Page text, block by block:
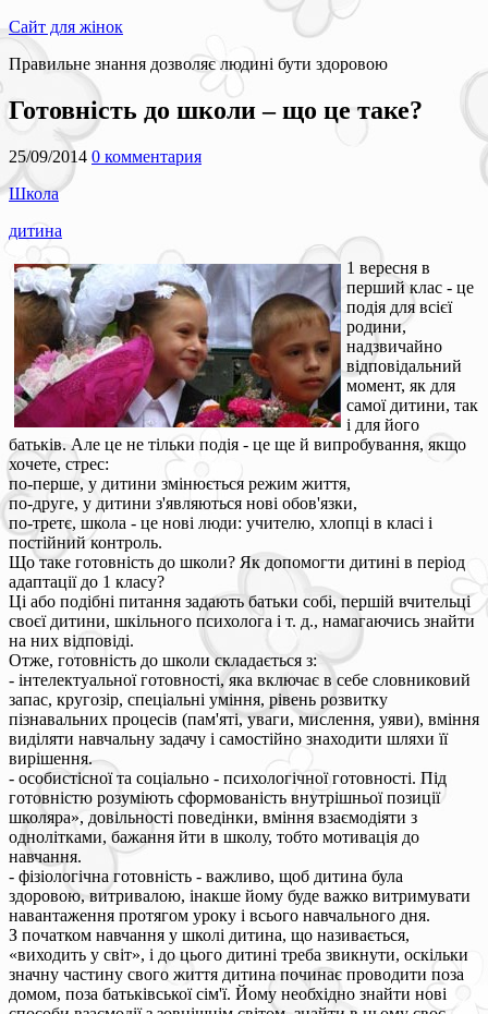
Сайт для жінок
Правильне знання дозволяє людині бути здоровою
Готовність до школи – що це таке?
25/09/2014 0 комментария
Школа
дитина
1 вересня в
перший клас - це
подія для всієї
родини,
надзвичайно
відповідальний
момент, як для
самої дитини, так
і для його
батьків. Але це не тільки подія - це ще й випробування, якщо
хочете, стрес:
по-перше, у дитини змінюється режим життя,
по-друге, у дитини з'являються нові обов'язки,
по-третє, школа - це нові люди: учителю, хлопці в класі і
постійний контроль.
Що таке готовність до школи? Як допомогти дитині в період
адаптації до 1 класу?
Ці або подібні питання задають батьки собі, першій вчительці
своєї дитини, шкільного психолога і т. д., намагаючись знайти
на них відповіді.
Отже, готовність до школи складається з:
- інтелектуальної готовності, яка включає в себе словниковий
запас, кругозір, спеціальні уміння, рівень розвитку
пізнавальних процесів (пам'яті, уваги, мислення, уяви), вміння
виділяти навчальну задачу і самостійно знаходити шляхи її
вирішення.
- особистісної та соціально - психологічної готовності. Під
готовністю розуміють сформованість внутрішньої позиції
школяра», довільності поведінки, вміння взаємодіяти з
однолітками, бажання йти в школу, тобто мотивація до
навчання.
- фізіологічна готовність - важливо, щоб дитина була
здоровою, витривалою, інакше йому буде важко витримувати
навантаження протягом уроку і всього навчального дня.
З початком навчання у школі дитина, що називається,
«виходить у світ», і до цього дитині треба звикнути, оскільки
значну частину свого життя дитина починає проводити поза
домом, поза батьківської сім'ї. Йому необхідно знайти нові